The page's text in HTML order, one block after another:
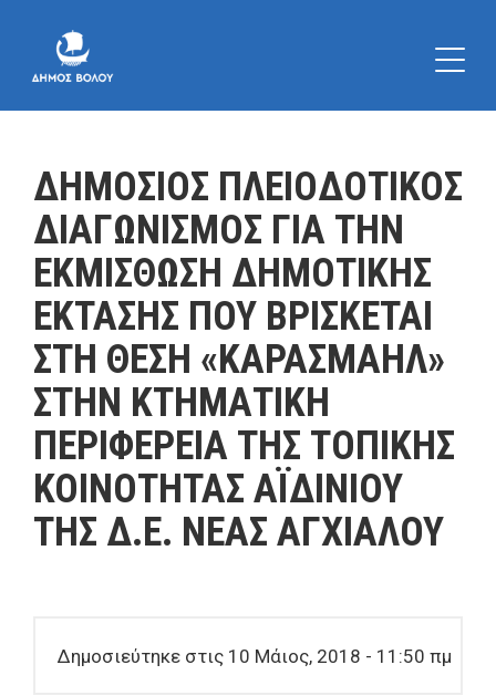
ΔΗΜΟΣΙΟΣ ΠΛΕΙΟΔΟΤΙΚΟΣ
ΔΙΑΓΩΝΙΣΜΟΣ ΓΙΑ ΤΗΝ
ΕΚΜΙΣΘΩΣΗ ΔΗΜΟΤΙΚΗΣ
ΕΚΤΑΣΗΣ ΠΟΥ ΒΡΙΣΚΕΤΑΙ
ΣΤΗ ΘΕΣΗ «ΚΑΡΑΣΜΑΗΛ»
ΣΤΗΝ ΚΤΗΜΑΤΙΚΗ
ΠΕΡΙΦΕΡΕΙΑ ΤΗΣ ΤΟΠΙΚΗΣ
ΚΟΙΝΟΤΗΤΑΣ ΑΪΔΙΝΙΟΥ
ΤΗΣ Δ.Ε. ΝΕΑΣ ΑΓΧΙΑΛΟΥ
Δημοσιεύτηκε στις 10 Μάιος, 2018 - 11:50 πμ